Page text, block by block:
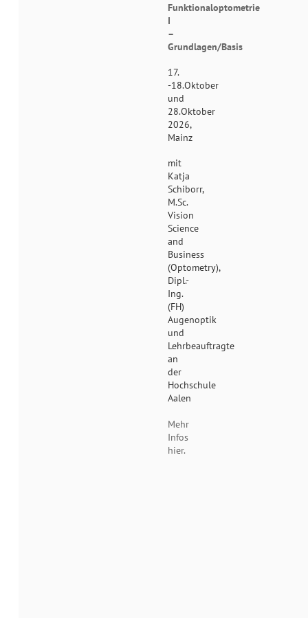
Funktionaloptometrie
I
–
Grundlagen/Basis
17.
-18.Oktober
und
28.Oktober
2026,
Mainz
mit
Katja
Schiborr,
M.Sc.
Vision
Science
and
Business
(Optometry),
Dipl.-
Ing.
(FH)
Augenoptik
und
Lehrbeauftragte
an
der
Hochschule
Aalen
Mehr
Infos
hier.